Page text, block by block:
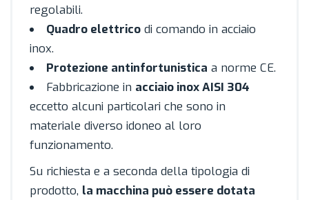
regolabili.
Quadro elettrico di comando in acciaio
inox.
Protezione antinfortunistica a norme CE.
Fabbricazione in acciaio inox AISI 304
eccetto alcuni particolari che sono in
materiale diverso idoneo al loro
funzionamento.
Su richiesta e a seconda della tipologia di
prodotto, la macchina può essere dotata